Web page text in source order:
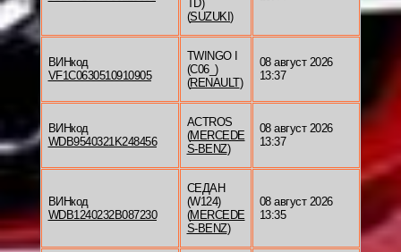
TD)
(SUZUKI )
ВИНкод
VF1C0630510910905
TWINGO I
(C06_)
(RENAULT)
08 август 2026
13:37
ВИНкод
WDB9540321K248456
ACTROS
(MERCEDE
S-BENZ)
08 август 2026
13:37
ВИНкод
WDB1240232B087230
СЕДАН
(W124)
(MERCEDE
S-BENZ)
08 август 2026
13:35